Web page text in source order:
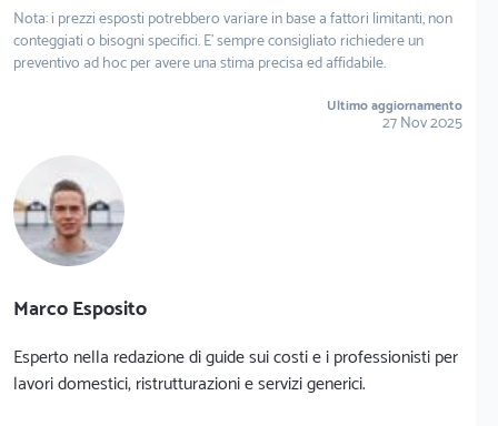
Nota: i prezzi esposti potrebbero variare in base a fattori limitanti, non
conteggiati o bisogni specifici. E' sempre consigliato richiedere un
preventivo ad hoc per avere una stima precisa ed affidabile.
Ultimo aggiornamento
27 Nov 2025
Marco Esposito
Esperto nella redazione di guide sui costi e i professionisti per
lavori domestici, ristrutturazioni e servizi generici.